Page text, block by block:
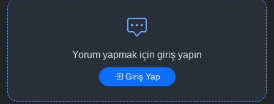
Yorum yapmak için giriş yapın
Giriş Yap